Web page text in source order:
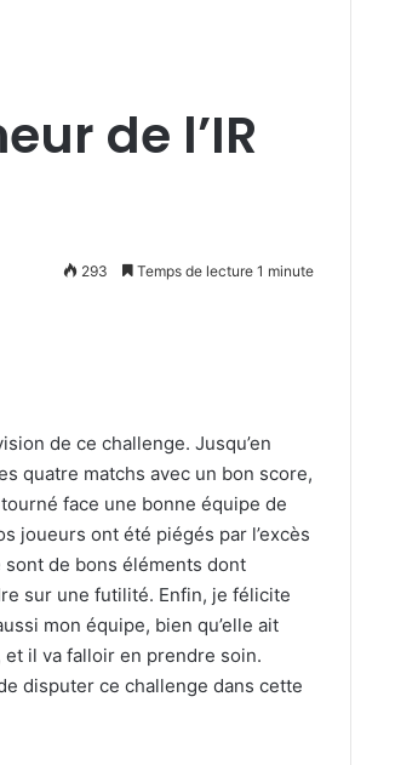
de l’IR
293 Temps de lecture 1 minute
de ce challenge. Jusqu’en
quatre matchs avec un bon score,
face une bonne équipe de
joueurs ont été piégés par l’excès
de bons éléments dont
sur une futilité. Enfin, je félicite
mon équipe, bien qu’elle ait
et il va falloir en prendre soin.
disputer ce challenge dans cette